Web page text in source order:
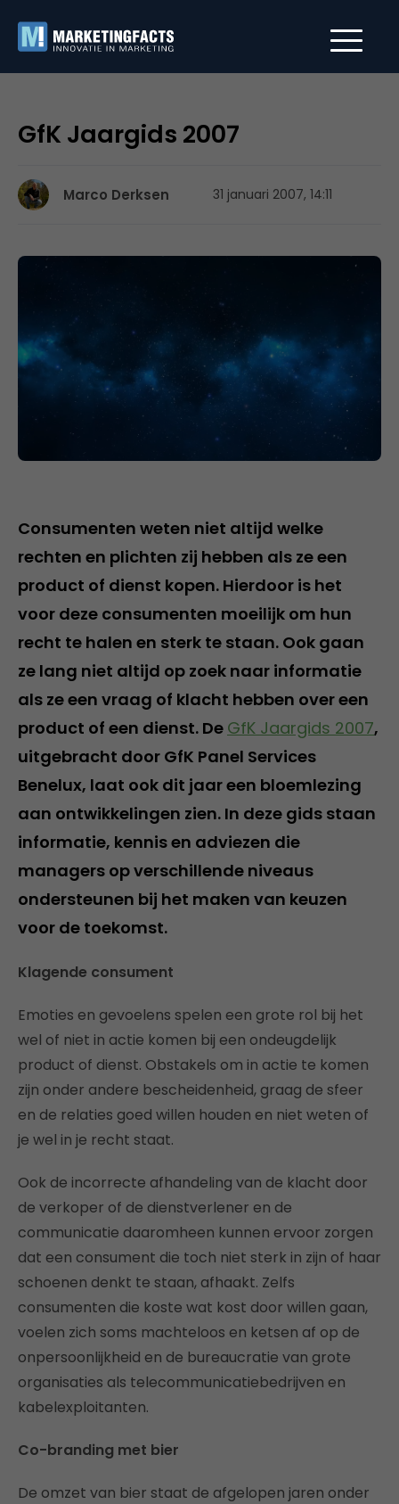
GfK Jaargids 2007
Marco Derksen 31 januari 2007, 14:11
Consumenten weten niet altijd welke
rechten en plichten zij hebben als ze een
product of dienst kopen. Hierdoor is het
voor deze consumenten moeilijk om hun
recht te halen en sterk te staan. Ook gaan
ze lang niet altijd op zoek naar informatie
als ze een vraag of klacht hebben over een
product of een dienst. De GfK Jaargids 2007,
uitgebracht door GfK Panel Services
Benelux, laat ook dit jaar een bloemlezing
aan ontwikkelingen zien. In deze gids staan
informatie, kennis en adviezen die
managers op verschillende niveaus
ondersteunen bij het maken van keuzen
voor de toekomst.
Klagende consument
Emoties en gevoelens spelen een grote rol bij het
wel of niet in actie komen bij een ondeugdelijk
product of dienst. Obstakels om in actie te komen
zijn onder andere bescheidenheid, graag de sfeer
en de relaties goed willen houden en niet weten of
je wel in je recht staat.
Ook de incorrecte afhandeling van de klacht door
de verkoper of de dienstverlener en de
communicatie daaromheen kunnen ervoor zorgen
dat een consument die toch niet sterk in zijn of haar
schoenen denkt te staan, afhaakt. Zelfs
consumenten die koste wat kost door willen gaan,
voelen zich soms machteloos en ketsen af op de
onpersoonlijkheid en de bureaucratie van grote
organisaties als telecommunicatiebedrijven en
kabelexploitanten.
Co-branding met bier
De omzet van bier staat de afgelopen jaren onder